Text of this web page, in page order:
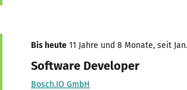
Bis heute 11 Jahre und 8 Monate, seit
Software Developer
Bosch.IO GmbH